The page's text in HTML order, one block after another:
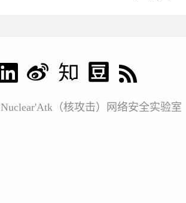
Nuclear'Atk（核攻击）网络安全实验室